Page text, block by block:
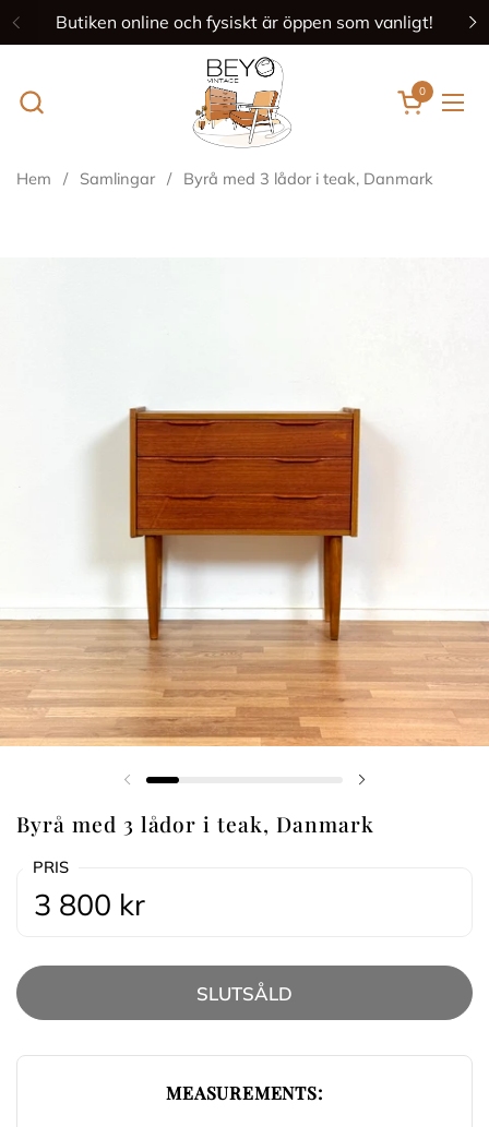
Hoppa till innehållet
Föregående
Butiken online och fysiskt är öppen som vanligt!
Öppna
0
Hem / Samlingar / Byrå med 3 lådor i teak, Danmark
Föregående bild
Byrå med 3 lådor i teak, Danmark
PRIS
3 800 kr
SLUTSÅLD
MEASUREMENTS: